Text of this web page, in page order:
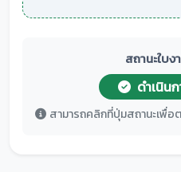
สถานะใบ
ดำเนิน
สามารถคลิกที่ปุ่มสถานะเพื่อ